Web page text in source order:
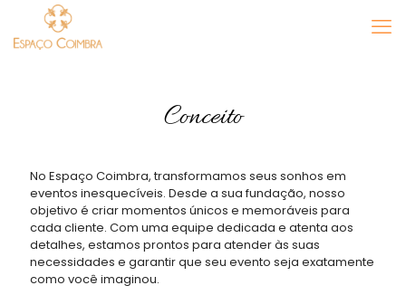
Conceito
No Espaço Coimbra, transformamos seus sonhos em
eventos inesquecíveis. Desde a sua fundação, nosso
objetivo é criar momentos únicos e memoráveis para
cada cliente. Com uma equipe dedicada e atenta aos
detalhes, estamos prontos para atender às suas
necessidades e garantir que seu evento seja exatamente
como você imaginou.